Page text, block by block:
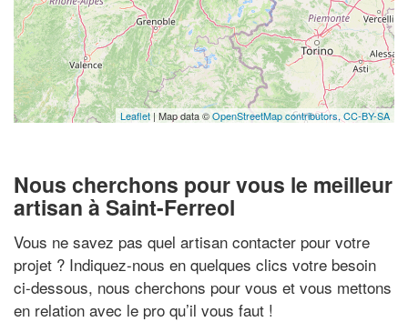
Leaflet | Map data ©OpenStreetMap contributors,CC-BY-SA
Nous cherchons pour vous le meilleur
artisan à Saint-Ferreol
Vous ne savez pas quel artisan contacter pour votre
projet ? Indiquez-nous en quelques clics votre besoin
ci-dessous, nous cherchons pour vous et vous mettons
en relation avec le pro qu’il vous faut !